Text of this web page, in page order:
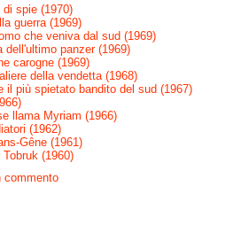
di spie (1970)
guerra (1969)
che veniva dal sud (1969)
dell'ultimo panzer (1969)
carogne (1969)
della vendetta (1968)
il più spietato bandito del sud (1967)
llama Myriam (1966)
(1962)
Gêne (1961)
Tobruk (1960)
commento